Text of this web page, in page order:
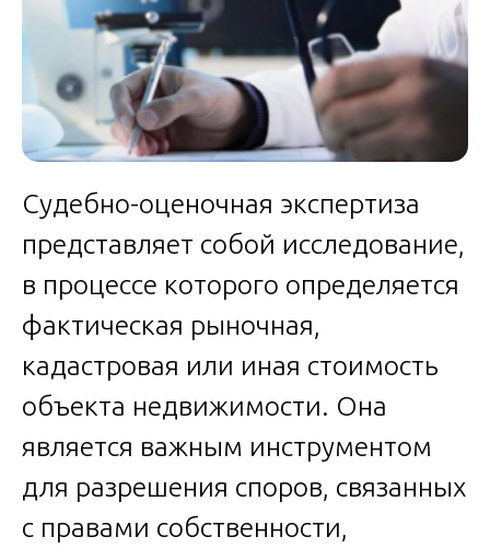
Судебно-оценочная экспертиза
представляет собой исследование,
в процессе которого определяется
фактическая рыночная,
кадастровая или иная стоимость
объекта недвижимости. Она
является важным инструментом
для разрешения споров, связанных
с правами собственности,